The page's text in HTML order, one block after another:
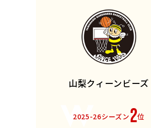
山梨クィーンビーズ
2025-26シーズン 2位